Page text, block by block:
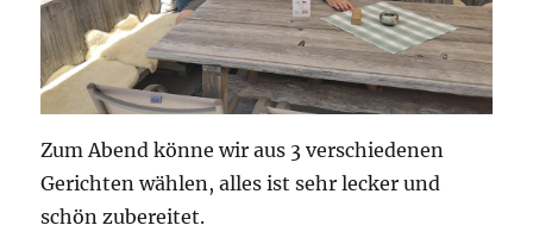
Zum Abend könne wir aus 3 verschiedenen
Gerichten wählen, alles ist sehr lecker und
schön zubereitet.